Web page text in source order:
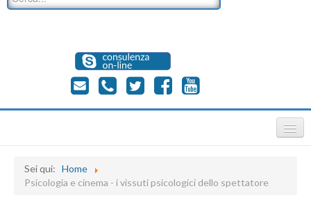
dott.ssa michela scramuzza
Sei qui: Home
Psicologia e cinema - i vissuti psicologici dello spettatore